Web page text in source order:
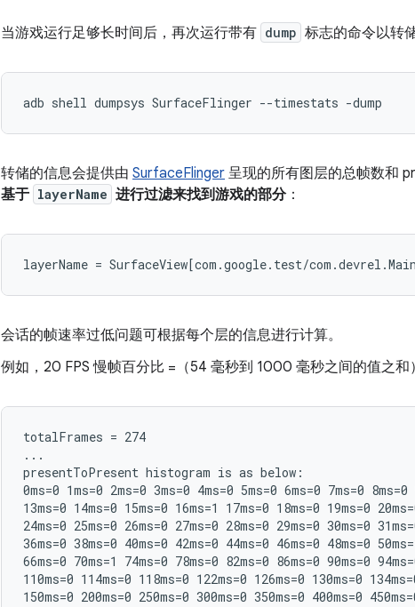
当游戏运行足够长时间后，再次运行带有 dump 标志的命令以转
转储的信息会提供由 SurfaceFlinger 呈现的所有图层的总帧数和
基于 layerName 进行过滤来找到游戏的部分：
会话的帧速率过低问题可根据每个层的信息进行计算。
例如，20 FPS 慢帧百分比 =（54 毫秒到 1000 毫秒之间的值之和
totalFrames = 274
...
presentToPresent histogram is as below:
0ms=0 1ms=0 2ms=0 3ms=0 4ms=0 5ms=0 6ms=0 7ms=0
13ms=0 14ms=0 15ms=0 16ms=1 17ms=0 18ms=0 19ms=0
24ms=0 25ms=0 26ms=0 27ms=0 28ms=0 29ms=0 30ms=0
36ms=0 38ms=0 40ms=0 42ms=0 44ms=0 46ms=0 48ms=0
66ms=0 70ms=1 74ms=0 78ms=0 82ms=0 86ms=0 90ms=0
110ms=0 114ms=0 118ms=0 122ms=0 126ms=0 130ms=0
150ms=0 200ms=0 250ms=0 300ms=0 350ms=0 400ms=0